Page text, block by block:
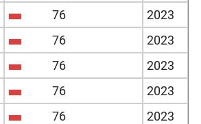
76
2023
76
2023
76
2023
76
2023
76
2023